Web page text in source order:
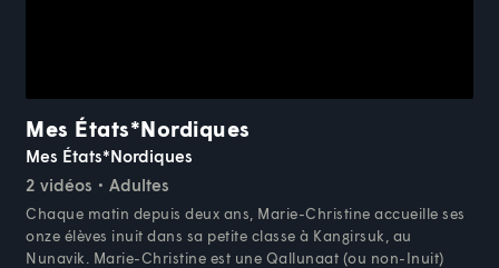
Mes États*Nordiques
Mes États*Nordiques
2 vidéos
Adultes
Chaque matin depuis deux ans, Marie-Christine accueille ses
onze élèves inuit dans sa petite classe à Kangirsuk, au
Nunavik. Marie-Christine est une Qallunaat (ou non-Inuit)